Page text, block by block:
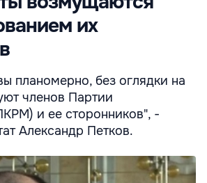
их
планомерно, без оглядки на
членов Партии
и ее сторонников", -
Александр Петков.